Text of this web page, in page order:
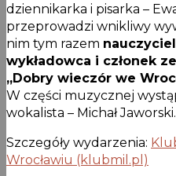
dziennikarka i pisarka –
przeprowadzi wnikliwy
nim tym razem
wykładowca i członek
„Dobry wieczór we
W części muzycznej
wokalista – Michał Jaworski.
Szczegóły wydarzenia:
Wrocławiu (klubmil.pl)